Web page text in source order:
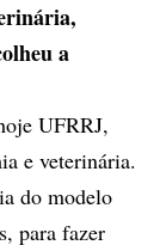
a
UFRRJ,
e veterinária.
do modelo
para fazer